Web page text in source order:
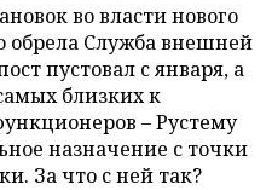
во власти нового
обрела Служба внешней
пустовал с января, а
близких к
– Рустему
назначение с точки
За что с ней так?